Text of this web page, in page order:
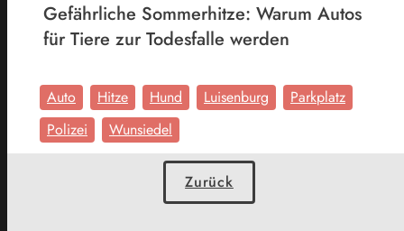
Gefährliche Sommerhitze: Warum Autos
für Tiere zur Todesfalle werden
Auto Hitze Hund Luisenburg
Parkplatz
Polizei
Wunsiedel
Zurück